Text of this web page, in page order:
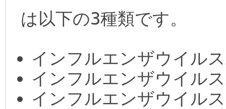
は以下の3種類です。
インフルエンザウイルス
インフルエンザウイル
インフルエンザウイ